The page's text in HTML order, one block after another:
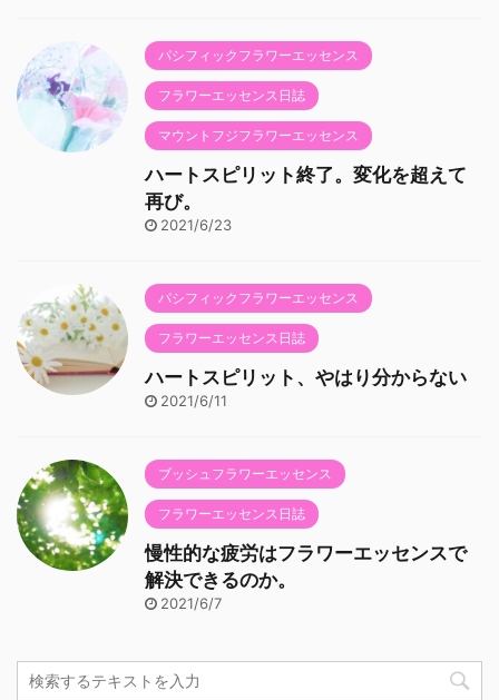
パシフィックフラワーエッセンス
フラワーエッセンス日誌
マウントフジフラワーエッセンス
ハートスピリット終了。変化を超えて
再び。
2021/6/23
パシフィックフラワーエッセンス
フラワーエッセンス日誌
ハートスピリット、やはり分からない
2021/6/11
ブッシュフラワーエッセンス
フラワーエッセンス日誌
慢性的な疲労はフラワーエッセンスで
解決できるのか。
2021/6/7